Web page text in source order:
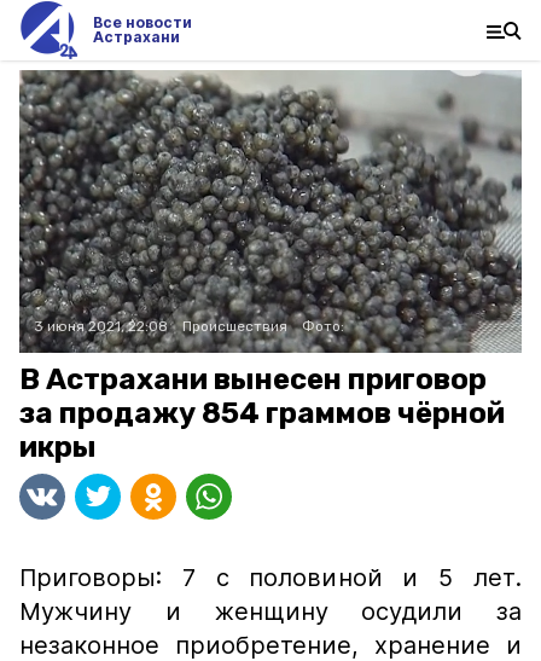
Все новости
Астрахани
3 июня 2021, 22:08 Происшествия Фото:
В Астрахани вынесен приговор
за продажу 854 граммов чёрной
икры
Приговоры: 7 с половиной и 5 лет.
Мужчину и женщину осудили за
незаконное приобретение, хранение и